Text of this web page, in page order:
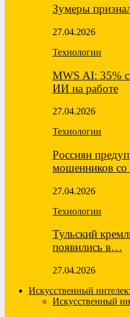
Зумеры
27.04.2026
Технологии
MWS AI: 35%
ИИ на работе
27.04.2026
Технологии
Россиян
мошенников
27.04.2026
Технологии
Тульский
появились в…
27.04.2026
Искусственный
Искусственный